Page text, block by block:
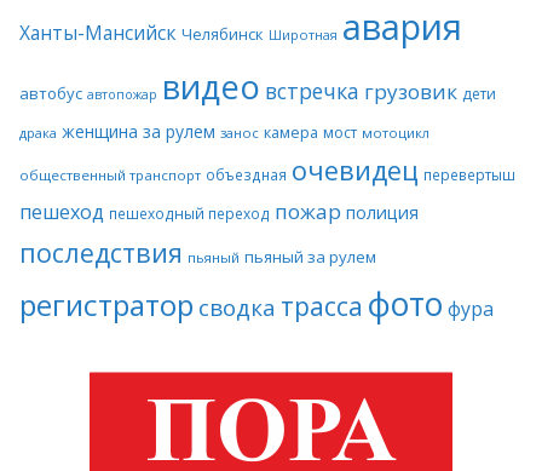
Ханты-Мансийск Челябинск Широтная авария
автобус автопожар видео встречка грузовик дети
драка женщина за рулем занос камера мост мотоцикл
общественный транспорт объездная очевидец перевертыш
пешеход пешеходный переход пожар полиция
последствия пьяный пьяный за рулем
регистратор сводка трасса фото фура